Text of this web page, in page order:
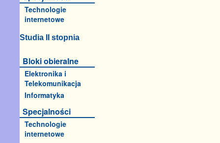
Technologie
internetowe
Studia II stopnia
Bloki obieralne
Elektronika i
Telekomunikacja
Informatyka
Specjalności
Technologie
internetowe